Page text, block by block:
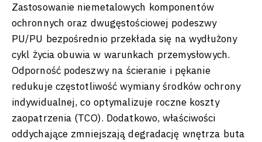
Zastosowanie niemetalowych komponentów
ochronnych oraz dwugęstościowej podeszwy
PU/PU bezpośrednio przekłada się na wydłużony
cykl życia obuwia w warunkach przemysłowych.
Odporność podeszwy na ścieranie i pękanie
redukuje częstotliwość wymiany środków ochrony
indywidualnej, co optymalizuje roczne koszty
zaopatrzenia (TCO). Dodatkowo, właściwości
oddychające zmniejszają degradację wnętrza buta